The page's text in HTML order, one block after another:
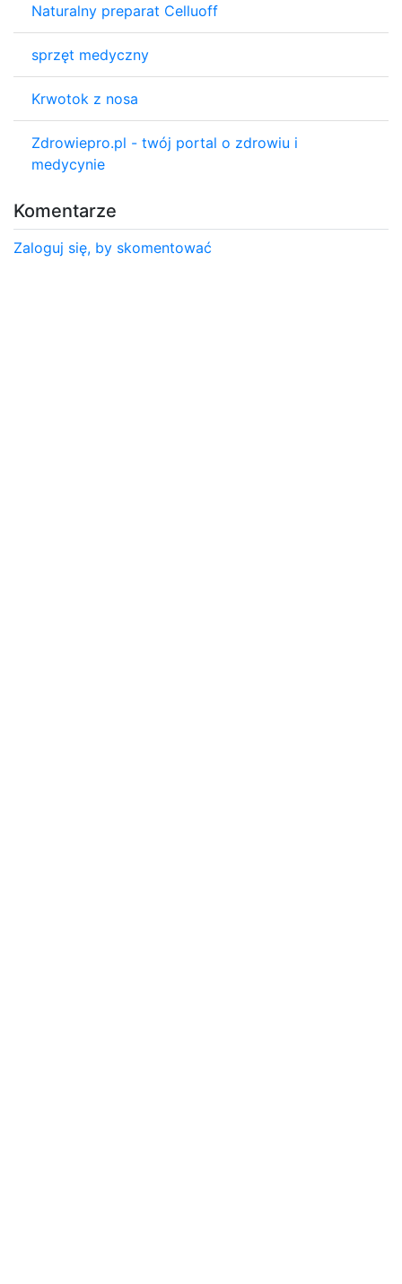
Naturalny preparat Celluoff
sprzęt medyczny
Krwotok z nosa
Zdrowiepro.pl - twój portal o zdrowiu i
medycynie
Komentarze
Zaloguj się, by skomentować